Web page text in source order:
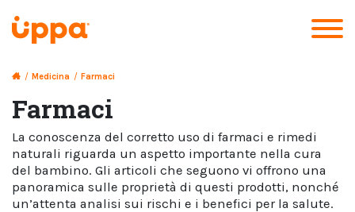
/ Medicina / Farmaci
Farmaci
La conoscenza del corretto uso di farmaci e rimedi
naturali riguarda un aspetto importante nella cura
del bambino. Gli articoli che seguono vi offrono una
panoramica sulle proprietà di questi prodotti, nonché
un’attenta analisi sui rischi e i benefici per la salute.